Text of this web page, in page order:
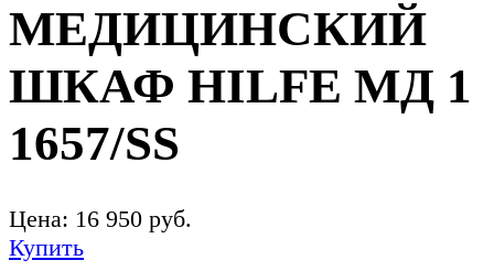
МЕДИЦИНСКИЙ
ШКАФ HILFE МД 1
1657/SS
Цена: 16 950 руб.
Купить